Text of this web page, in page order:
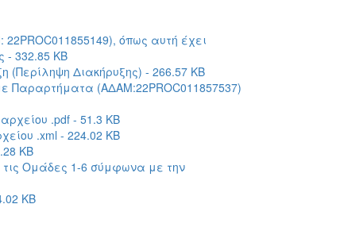
όπως αυτή έχει
- 332.85 KB
Διακήρυξης) - 266.57 KB
Παραρτήματα (ΑΔΑΜ:22PROC011857537)
.pdf - 51.3 KB
.xml - 224.02 KB
KB
τις Ομάδες 1-6 σύμφωνα με την
KB